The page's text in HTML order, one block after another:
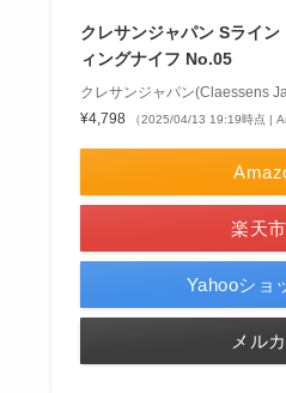
クレサンジャパン Sライ
ィングナイフ No.05
クレサンジャパン(Claessens
¥4,798
（2025/04/13 19:19時点 |
楽天
Yahooショ
メル